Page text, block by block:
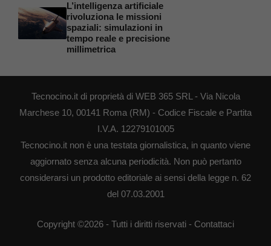
L’intelligenza artificiale
rivoluziona le missioni
spaziali: simulazioni in
tempo reale e precisione
millimetrica
Tecnocino.it di proprietà di WEB 365 SRL - Via Nicola
Marchese 10, 00141 Roma (RM) - Codice Fiscale e Partita
I.V.A. 12279101005
Tecnocino.it non è una testata giornalistica, in quanto viene
aggiornato senza alcuna periodicità. Non può pertanto
considerarsi un prodotto editoriale ai sensi della legge n. 62
del 07.03.2001
Copyright ©2026 - Tutti i diritti riservati - Contattaci